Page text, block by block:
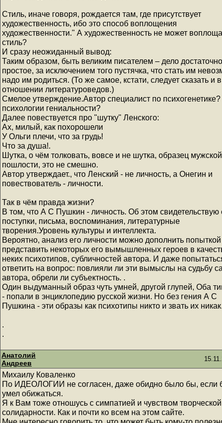
Стиль, иначе говоря, рождается там, где присутствует
художественность, ибо это способ воплощения
художественности." А художественность не может
стиль?
И сразу неожиданный вывод:
Таким образом, быть великим писателем – дело достаточно
простое, за исключением того пустячка, что стать им
надо им родиться. (То же самое, кстати, следует сказать и в
отношении литературоведов.)
Смелое утверждение.Автор специалист по
психологии гениальности?
Далее повествуется про "шутку" Ленского:
Ах, милый, как похорошели
У Ольги плечи, что за грудь!
Что за душа!.
Шутка, о чём толковать, вовсе и не шутка, образец мужской
пошлости, это не смешно.
Автор утверждает., что Ленский - не личность, а Онегин и
повествователь - личности.
Так в чём правда жизни?
В том, что А С Пушкин - личность. Об этом свидетельствую
поступки, письма, воспоминания, литературные
творения.Уровень культуры и интеллекта.
Вероятно, анализ его личности можно дополнить попыткой
представить некоторых его вымышленных героев в
неких психотипов, субличностей автора. И даже
ответить на вопрос: повлияли ли эти вымыслы на судьбу
автора, обрели ли субъектность. .
Один выдуманный образ чуть умней, другой глупей, Оба
- попали в энциклопедию русской жизни. Но без гения А С
Пушкина - эти образы как психотипы никто и звать их
.
.
Анатолий
Андреев
Михаилу Коваленко
По ИДЕОЛОГИИ не согласен, даже обидно было бы, если
умел обижаться.
Я к Вам тоже отношусь с симпатией и чувством творческой
солидарности. Как и почти ко всем на этом сайте.